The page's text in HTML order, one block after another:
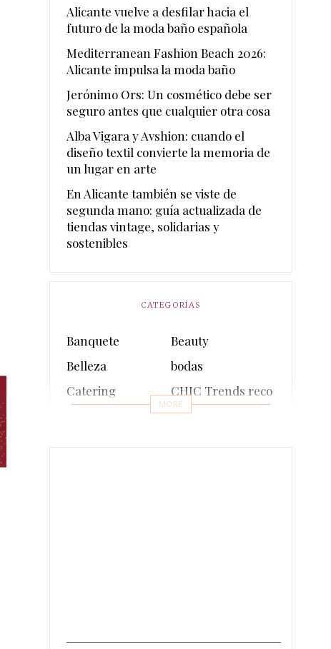
Alicante vuelve a desfilar hacia el
futuro de la moda baño española
Mediterranean Fashion Beach 2026:
Alicante impulsa la moda baño
Jerónimo Ors: Un cosmético debe ser
seguro antes que cualquier otra cosa
Alba Vigara y Avshion: cuando el
diseño textil convierte la memoria de
un lugar en arte
En Alicante también se viste de
segunda mano: guía actualizada de
tiendas vintage, solidarias y
sostenibles
CATEGORÍAS
Banquete
Beauty
Belleza
bodas
Catering
CHIC Trends recomienda
Cosmética sostenible
Sin categoría
Sostenible
MORE